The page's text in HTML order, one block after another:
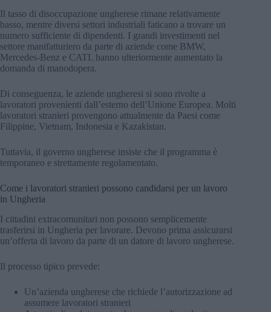
Il tasso di disoccupazione ungherese rimane relativamente
basso, mentre diversi settori industriali faticano a trovare un
numero sufficiente di dipendenti. I grandi investimenti nel
settore manifatturiero da parte di aziende come BMW,
Mercedes-Benz e CATL hanno ulteriormente aumentato la
domanda di manodopera.
Di conseguenza, le aziende ungheresi si sono rivolte a
lavoratori provenienti dall’esterno dell’Unione Europea. Molti
lavoratori stranieri provengono attualmente da Paesi come
Filippine, Vietnam, Indonesia e Kazakistan.
Tuttavia, il governo ungherese insiste che il programma è
temporaneo e strettamente regolamentato.
Come i lavoratori stranieri possono candidarsi per un lavoro
in Ungheria
I cittadini extracomunitari non possono semplicemente
trasferirsi in Ungheria per lavorare. Devono prima assicurarsi
un’offerta di lavoro da parte di un datore di lavoro ungherese.
Il processo tipico prevede:
Un’azienda ungherese che richiede l’autorizzazione ad
assumere lavoratori stranieri